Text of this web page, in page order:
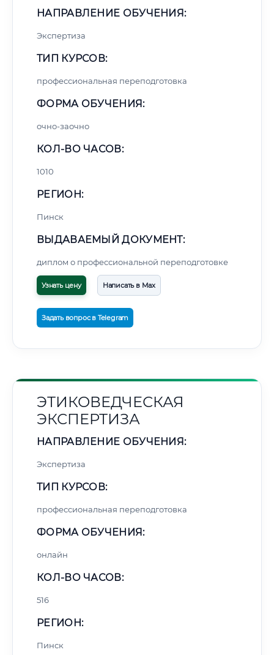
НАПРАВЛЕНИЕ ОБУЧЕНИЯ:
Экспертиза
ТИП КУРСОВ:
профессиональная переподготовка
ФОРМА ОБУЧЕНИЯ:
очно-заочно
КОЛ-ВО ЧАСОВ:
1010
РЕГИОН:
Пинск
ВЫДАВАЕМЫЙ ДОКУМЕНТ:
диплом о профессиональной переподготовке
Узнать цену Написать в Max
Задать вопрос в Telegram
ЭТИКОВЕДЧЕСКАЯ
ЭКСПЕРТИЗА
НАПРАВЛЕНИЕ ОБУЧЕНИЯ:
Экспертиза
ТИП КУРСОВ:
профессиональная переподготовка
ФОРМА ОБУЧЕНИЯ:
онлайн
КОЛ-ВО ЧАСОВ:
516
РЕГИОН:
Пинск